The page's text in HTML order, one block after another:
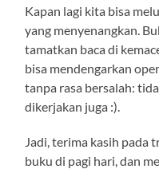
Kapan lagi kita bisa
yang menyenangkan.
tamatkan baca di
bisa mendengarkan
tanpa rasa bersalah:
dikerjakan juga :).
Jadi, terima kasih pada
buku di pagi hari, dan